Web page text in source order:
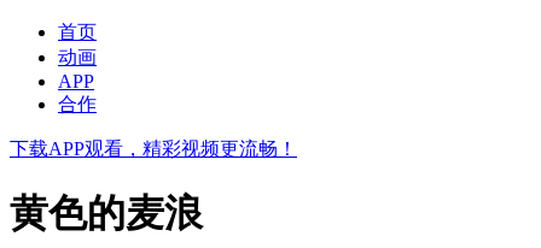
首页
动画
APP
合作
下载APP观看，精彩视频更流畅！
黄色的麦浪